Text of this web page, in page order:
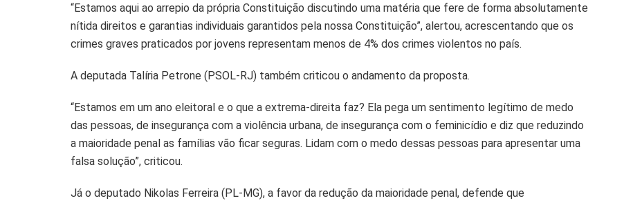
“Estamos aqui ao arrepio da própria Constituição discutindo uma matéria que fere de forma absolutamente
nítida direitos e garantias individuais garantidos pela nossa Constituição”, alertou, acrescentando que os
crimes graves praticados por jovens representam menos de 4% dos crimes violentos no país.
A deputada Talíria Petrone (PSOL-RJ) também criticou o andamento da proposta.
“Estamos em um ano eleitoral e o que a extrema-direita faz? Ela pega um sentimento legítimo de medo
das pessoas, de insegurança com a violência urbana, de insegurança com o feminicídio e diz que reduzindo
a maioridade penal as famílias vão ficar seguras. Lidam com o medo dessas pessoas para apresentar uma
falsa solução”, criticou.
Já o deputado Nikolas Ferreira (PL-MG), a favor da redução da maioridade penal, defende que